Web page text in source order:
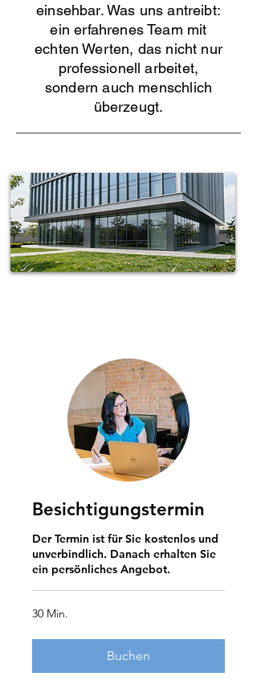
einsehbar. Was uns antreibt:
ein erfahrenes Team mit
echten Werten, das nicht nur
professionell arbeitet,
sondern auch menschlich
überzeugt.
Besichtigungstermin
Der Termin ist für Sie kostenlos und
unverbindlich. Danach erhalten Sie
ein persönliches Angebot.
30 Min.
Buchen